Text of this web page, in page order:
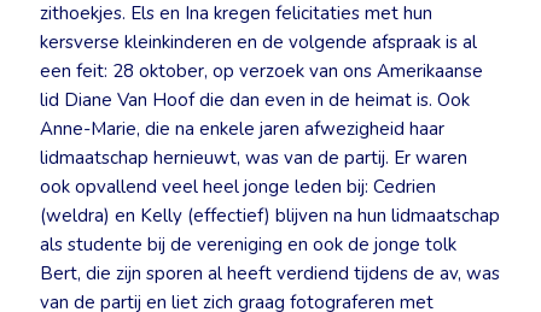
zithoekjes. Els en Ina kregen felicitaties met hun
kersverse kleinkinderen en de volgende afspraak is al
een feit: 28 oktober, op verzoek van ons Amerikaanse
lid Diane Van Hoof die dan even in de heimat is. Ook
Anne-Marie, die na enkele jaren afwezigheid haar
lidmaatschap hernieuwt, was van de partij. Er waren
ook opvallend veel heel jonge leden bij: Cedrien
(weldra) en Kelly (effectief) blijven na hun lidmaatschap
als studente bij de vereniging en ook de jonge tolk
Bert, die zijn sporen al heeft verdiend tijdens de av, was
van de partij en liet zich graag fotograferen met